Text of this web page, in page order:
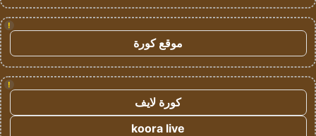
!
موقع كورة
!
كورة لايف
koora live